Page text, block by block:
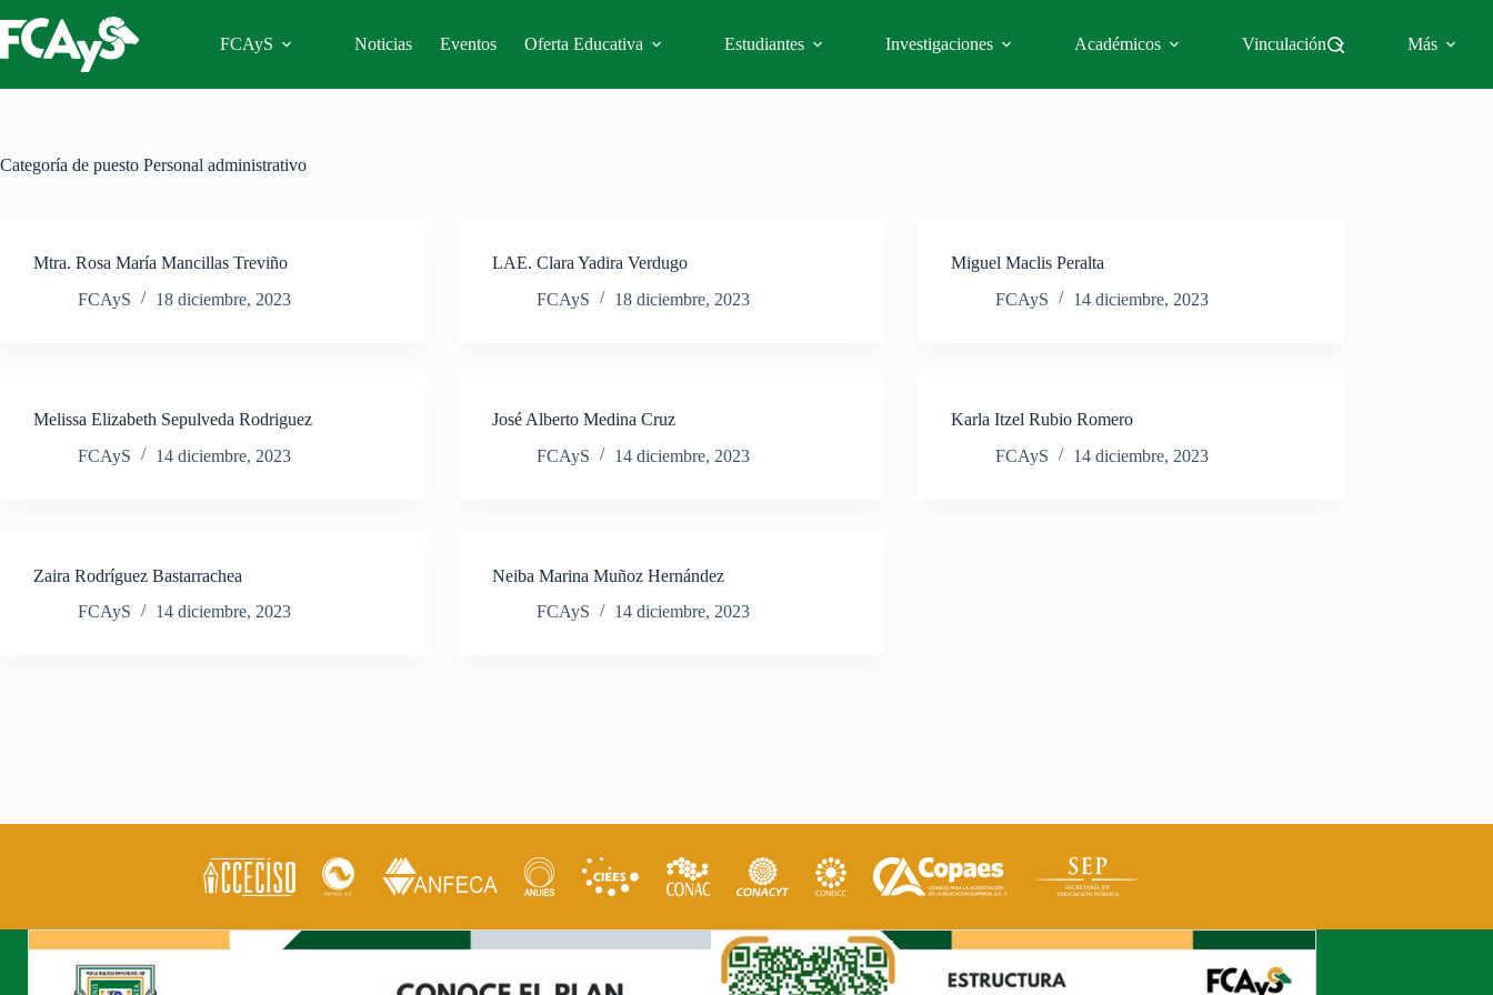
al
contenido
FCAyS Noticias Eventos Oferta Educativa Estudiantes Investigaciones Académicos Vinculación Más
Categoría de puesto Personal administrativo
Mtra. Rosa María Mancillas Treviño
FCAyS
18 diciembre, 2023
LAE. Clara Yadira Verdugo
FCAyS
18 diciembre, 2023
Miguel Maclis Peralta
FCAyS
14 diciembre, 2023
Melissa Elizabeth Sepulveda Rodriguez
FCAyS
14 diciembre, 2023
José Alberto Medina Cruz
FCAyS
14 diciembre, 2023
Karla Itzel Rubio Romero
FCAyS
14 diciembre, 2023
Zaira Rodríguez Bastarrachea
FCAyS
14 diciembre, 2023
Neiba Marina Muñoz Hernández
FCAyS
14 diciembre, 2023